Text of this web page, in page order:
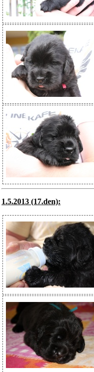
1.5.2013 (17.den):